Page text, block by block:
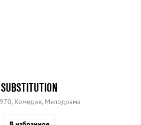
SUBSTITUTION
Комедия, Мелодрама